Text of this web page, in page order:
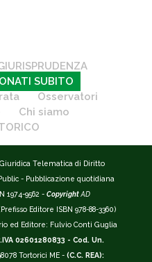
SUBITO
Osservatori
Chi siamo
Telematica di Diritto
- Pubblicazione quotidiana
1974-9562 - Copyright AD
Editore ISBN 978-88-3360)
ed Editore: Fulvio Conti Guglia
02601280833 - Cod. Un.
Tortorici ME - (C.C. REA):